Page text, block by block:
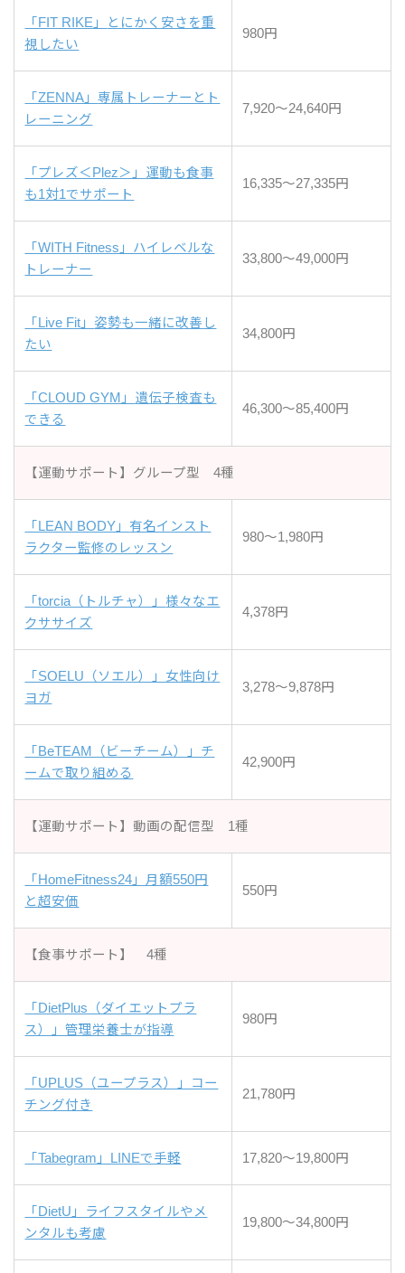
「FIT RIKE」
とにかく安さを重
視したい
980円
「ZENNA」専属トレーナーとト
レーニング
7,920～24,640円
「プレズ＜Plez＞」 運動も食事
も1対1でサポート
16,335～27,335円
「WITH Fitness」ハイ レベルな
トレーナー
33,800～49,000円
「Live Fit」姿勢も一緒に改善し
たい
34,800円
「CLOUD GYM」 遺伝子検査も
できる
46,300～85,400円
【運動サポート】グループ型 4種
「LEAN BODY」 有名インスト
ラクター監修のレッスン
980～1,980円
「torcia（トルチャ）」様々なエ
クササイズ
4,378円
「SOELU（ソエル）」女性向け
ヨガ
3,278～9,878円
「BeTEAM（ビーチーム）」チ
ームで取り組める
42,900円
【運動サポート】動画の配信型 1種
「HomeFitness24」月額550円
と超安価
550円
【食事サポート】 4種
「DietPlus（ダイエットプラ
ス）」管理栄養士が指導
980円
「UPLUS（ユープラス）」コー
チング付き
21,780円
「Tabegram」LINEで手軽 17,820～19,800円
「DietU」ライフスタイルやメ
ンタルも考慮
19,800～34,800円